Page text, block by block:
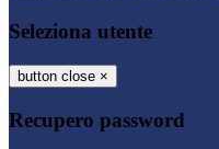
Seleziona utente
button close ×
Recupero password